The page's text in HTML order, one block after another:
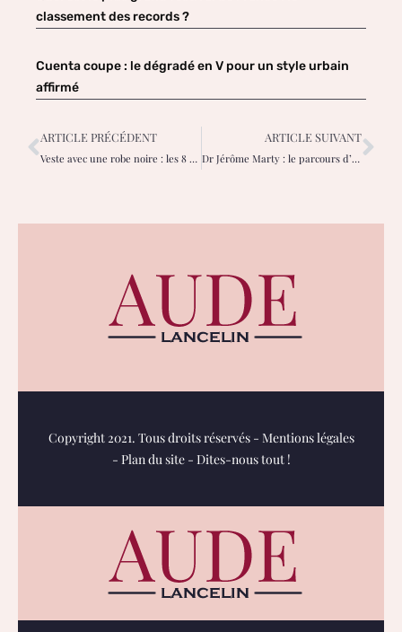
classement des records ?
Cuenta coupe : le dégradé en V pour un style urbain
affirmé
ARTICLE PRÉCÉDENT
Veste avec une robe noire : les 8 styles parfaits selon la saison
ARTICLE SUIVANT
Dr Jérôme Marty : le parcours d’un médecin engagé face aux polémiques
Copyright 2021. Tous droits réservés - Mentions légales
- Plan du site- Dites-nous tout !